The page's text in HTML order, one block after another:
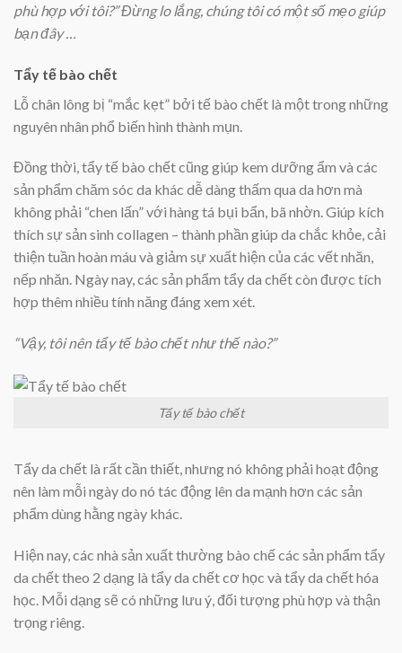
phù hợp với tôi?” Đừng lo lắng, chúng tôi có một số mẹo giúp
bạn đây …
Tẩy tế bào chết
Lỗ chân lông bị “mắc kẹt” bởi tế bào chết là một trong những
nguyên nhân phổ biến hình thành mụn.
Đồng thời, tẩy tế bào chết cũng giúp kem dưỡng ẩm và các
sản phẩm chăm sóc da khác dễ dàng thấm qua da hơn mà
không phải “chen lấn” với hàng tá bụi bẩn, bã nhờn. Giúp kích
thích sự sản sinh collagen – thành phần giúp da chắc khỏe, cải
thiện tuần hoàn máu và giảm sự xuất hiện của các vết nhăn,
nếp nhăn. Ngày nay, các sản phẩm tẩy da chết còn được tích
hợp thêm nhiều tính năng đáng xem xét.
“Vậy, tôi nên tẩy tế bào chết như thế nào?”
Tẩy tế bào chết
Tẩy da chết là rất cần thiết, nhưng nó không phải hoạt động
nên làm mỗi ngày do nó tác động lên da mạnh hơn các sản
phẩm dùng hằng ngày khác.
Hiện nay, các nhà sản xuất thường bào chế các sản phẩm tẩy
da chết theo 2 dạng là tẩy da chết cơ học và tẩy da chết hóa
học. Mỗi dạng sẽ có những lưu ý, đối tượng phù hợp và thận
trọng riêng.